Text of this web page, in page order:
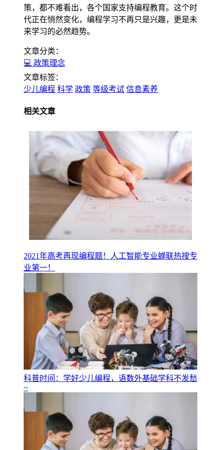
策，都不难看出，各个国家支持编程教育。这个时
代正在悄然变化，编程学习不再只是兴趣，更是未
来学习的必然趋势。
文章分类：
💻 政策理念
文章标签：
少儿编程 科学 政策 等级考试 信息素养
相关文章
2021年高考再现编程题！人工智能专业蝉联热搜专
业第一！
科普时间：学好少儿编程，语数外基础学科不发愁
~